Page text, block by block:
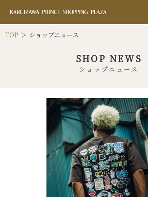
軽井
TOP ショップニュース
SHOP NEWS
ショップニュース